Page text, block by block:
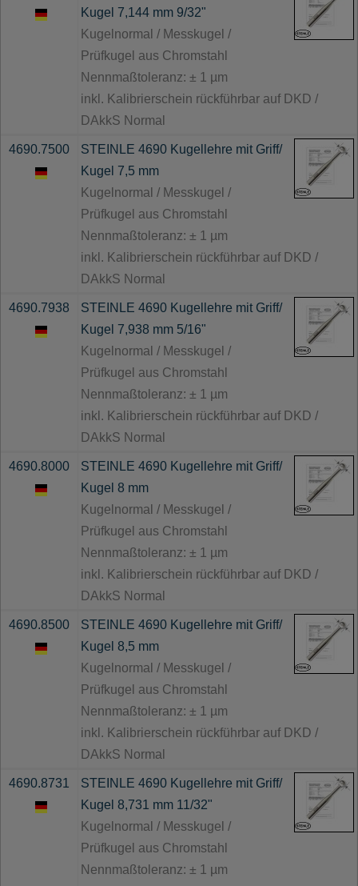
Kugel 7,144 mm 9/32"
Kugelnormal / Messkugel /
Prüfkugel aus Chromstahl
Nennmaßtoleranz: ± 1 µm
inkl. Kalibrierschein rückführbar auf DKD /
DAkkS Normal
4690.7500
STEINLE 4690 Kugellehre mit Griff/
Kugel 7,5 mm
Kugelnormal / Messkugel /
Prüfkugel aus Chromstahl
Nennmaßtoleranz: ± 1 µm
inkl. Kalibrierschein rückführbar auf DKD /
DAkkS Normal
4690.7938
STEINLE 4690 Kugellehre mit Griff/
Kugel 7,938 mm 5/16"
Kugelnormal / Messkugel /
Prüfkugel aus Chromstahl
Nennmaßtoleranz: ± 1 µm
inkl. Kalibrierschein rückführbar auf DKD /
DAkkS Normal
4690.8000
STEINLE 4690 Kugellehre mit Griff/
Kugel 8 mm
Kugelnormal / Messkugel /
Prüfkugel aus Chromstahl
Nennmaßtoleranz: ± 1 µm
inkl. Kalibrierschein rückführbar auf DKD /
DAkkS Normal
4690.8500
STEINLE 4690 Kugellehre mit Griff/
Kugel 8,5 mm
Kugelnormal / Messkugel /
Prüfkugel aus Chromstahl
Nennmaßtoleranz: ± 1 µm
inkl. Kalibrierschein rückführbar auf DKD /
DAkkS Normal
4690.8731
STEINLE 4690 Kugellehre mit Griff/
Kugel 8,731 mm 11/32"
Kugelnormal / Messkugel /
Prüfkugel aus Chromstahl
Nennmaßtoleranz: ± 1 µm